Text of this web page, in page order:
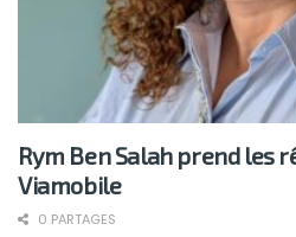
Rym Ben Salah prend les
Viamobile
0 PARTAGES